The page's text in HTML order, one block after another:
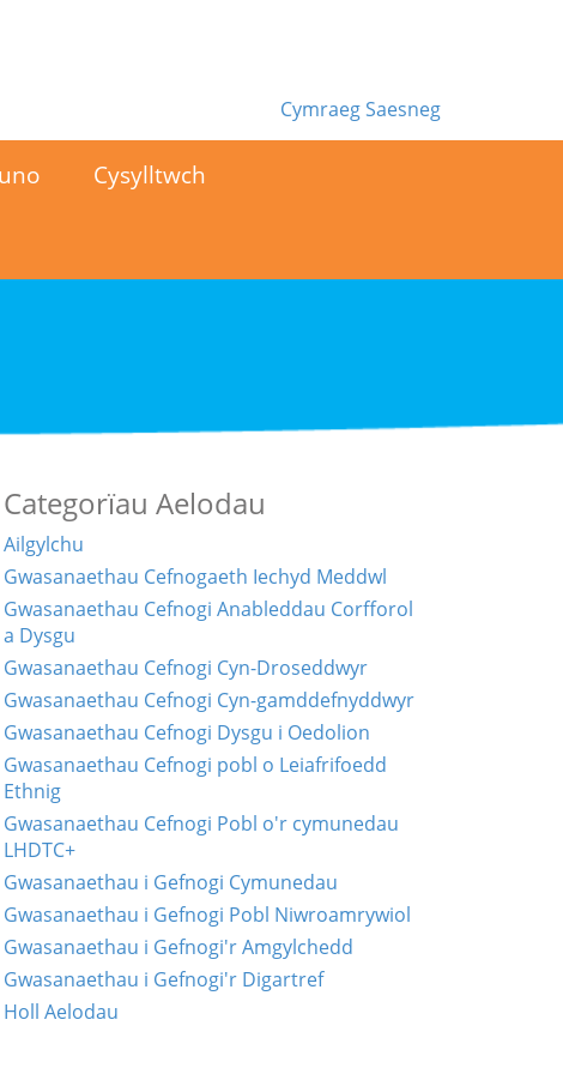
CymraegSaesneg
Cysylltwch
Categorïau Aelodau
Ailgylchu
Gwasanaethau Cefnogaeth Iechyd Meddwl
Gwasanaethau Cefnogi Anableddau Corfforol
a Dysgu
Gwasanaethau Cefnogi Cyn-Droseddwyr
Gwasanaethau Cefnogi Cyn-gamddefnyddwyr
Gwasanaethau Cefnogi Dysgu i Oedolion
Gwasanaethau Cefnogi pobl o Leiafrifoedd
Ethnig
Gwasanaethau Cefnogi Pobl o'r cymunedau
LHDTC+
Gwasanaethau i Gefnogi Cymunedau
Gwasanaethau i Gefnogi Pobl Niwroamrywiol
Gwasanaethau i Gefnogi'r Amgylchedd
Gwasanaethau i Gefnogi'r Digartref
Holl Aelodau